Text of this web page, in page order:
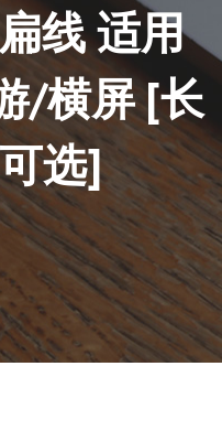
线 适用
/横屏 [长
选]